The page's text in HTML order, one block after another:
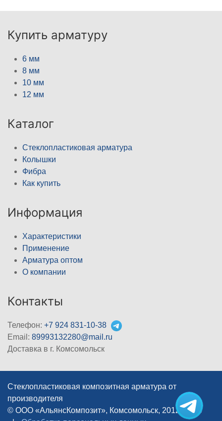
Купить арматуру
6 мм
8 мм
10 мм
12 мм
Каталог
Стеклопластиковая арматура
Колышки
Фибра
Как купить
Информация
Характеристики
Применение
Арматура оптом
О компании
Контакты
Телефон: +7 924 831-10-38
Email: 89993132280@mail.ru
Доставка в г. Комсомольск
Стеклопластиковая композитная арматура от
производителя
© ООО «АльянсКомпозит», Комсомольск, 2012–2026